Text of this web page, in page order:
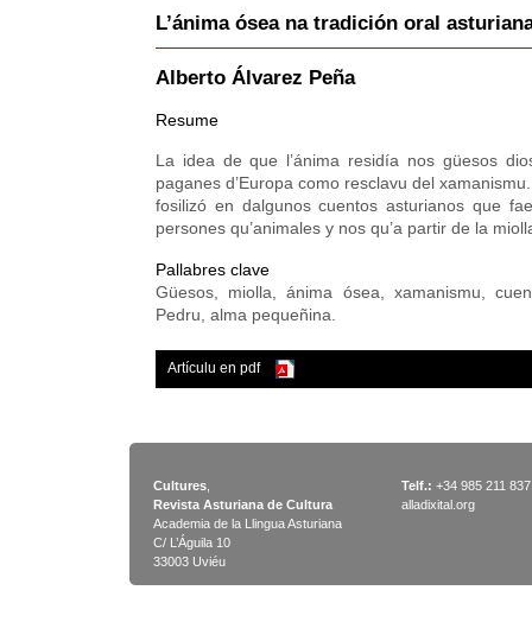
L’ánima ósea na tradición oral
Alberto Álvarez Peña
Resume
La idea de que l’ánima residía nos güesos
paganes d’Europa como resclavu del
fosilizó en dalgunos cuentos asturianos que
persones qu’animales y nos qu’a partir de la
Pallabres clave
Güesos, miolla, ánima ósea, xamanismu,
Pedru, alma pequeñina.
Artículu en pdf
Cultures
Revista Asturiana de Cultura
Academia de la Llingua Asturiana
C/ L’Águila 10
33003 Uviéu
Telf.: +34 985 211 837
alladixital.org